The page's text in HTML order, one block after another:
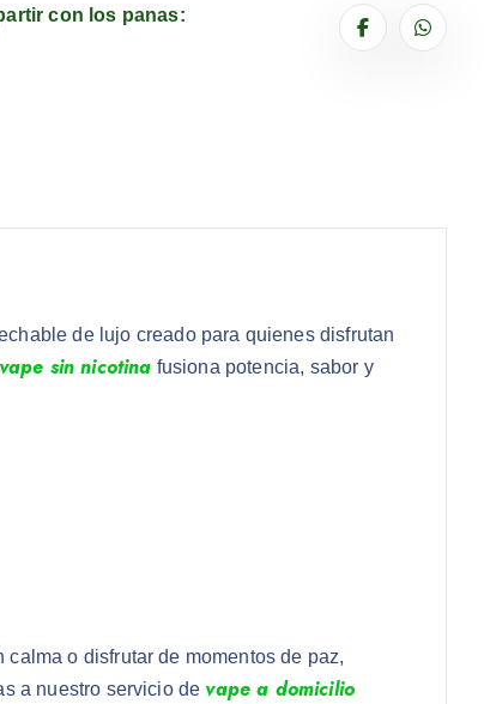
con los panas:
de lujo creado para quienes disfrutan
vape sin nicotina fusiona potencia, sabor y
o disfrutar de momentos de paz,
a nuestro servicio de vape a domicilio